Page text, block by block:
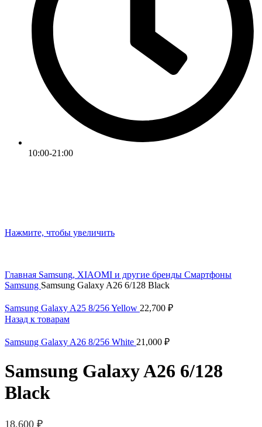
10:00-21:00
Нажмите, чтобы увеличить
Главная Samsung, XIAOMI и другие бренды Смартфоны
Samsung Samsung Galaxy A26 6/128 Black
Samsung Galaxy A25 8/256 Yellow 22,700 ₽
Назад к товарам
Samsung Galaxy A26 8/256 White 21,000 ₽
Samsung Galaxy A26 6/128
Black
18,600 ₽